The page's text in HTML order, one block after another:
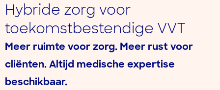
Hybride zorg voor
toekomstbestendige VVT
Meer ruimte voor zorg. Meer rust voor
cliënten. Altijd medische expertise
beschikbaar.